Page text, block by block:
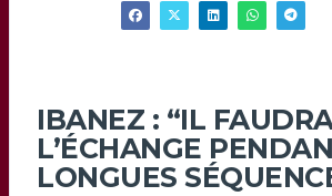
IBANEZ : “IL
L’ÉCHANGE
LONGUES